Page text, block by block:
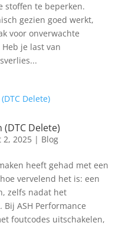
stoffen te beperken.
gezien goed werkt,
voor onverwachte
je last van
Delete)
2, 2025| Blog
heeft gehad met een
vervelend het is: een
zelfs nadat het
ASH Performance
foutcodes uitschakelen,